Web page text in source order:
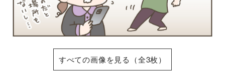
すべての画像を見る（全3枚）